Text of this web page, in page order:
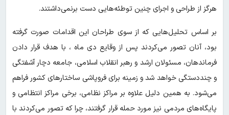
هرگز از طراحی و اجرای چنین توطئه‌هایی دست برنمی‌داشتند.
بر اساس تحلیل‌هایی که از سوی طراحان این اقدامات صورت گرفته
بود، آنان تصور می‌کردند پس از وقایع دی ماه ، با هدف قرار دادن
فرماندهان، مسئولان ارشد و رهبر انقلاب اسلامی، جامعه دچار آشفتگی
و چنددستگی خواهد شد و زمینه برای فروپاشی ساختارهای کشور فراهم
می‌شود. به همین دلیل علاوه بر مراکز نظامی، برخی مراکز انتظامی و
پایگاه‌های مردمی نیز مورد حمله قرار گرفتند، چرا که تصور می‌کردند با